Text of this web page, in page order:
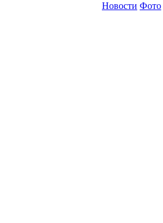
Новости Фото